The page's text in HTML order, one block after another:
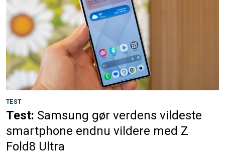
TEST
Test: Samsung gør verdens vildeste
smartphone endnu vildere med Z
Fold8 Ultra